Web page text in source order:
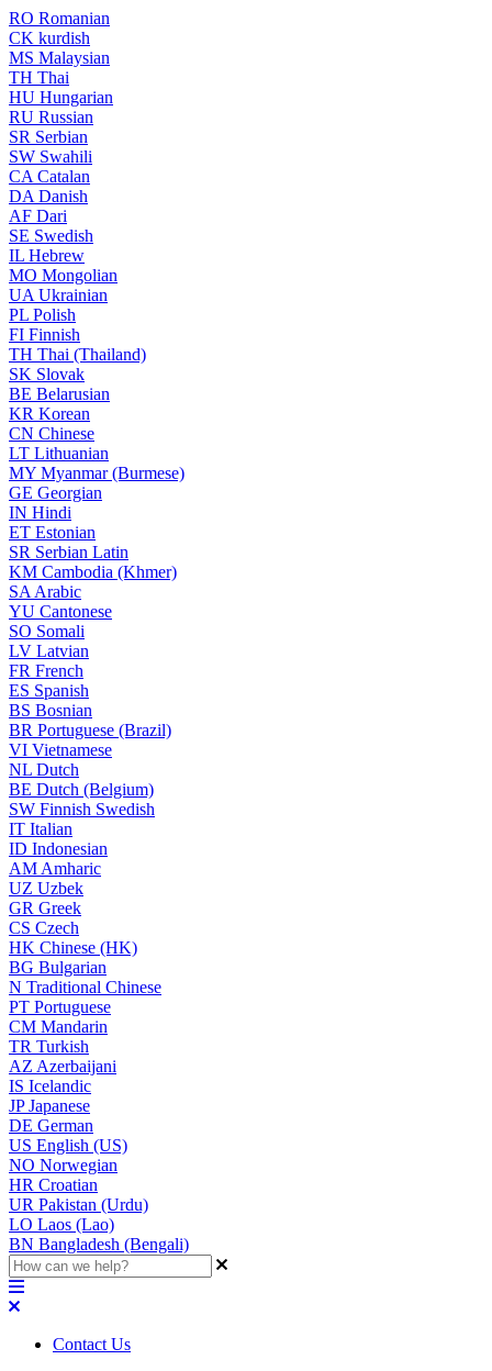
RO Romanian
CK kurdish
MS Malaysian
TH Thai
HU Hungarian
RU Russian
SR Serbian
SW Swahili
CA Catalan
DA Danish
AF Dari
SE Swedish
IL Hebrew
MO Mongolian
UA Ukrainian
PL Polish
FI Finnish
TH Thai (Thailand)
SK Slovak
BE Belarusian
KR Korean
CN Chinese
LT Lithuanian
MY Myanmar (Burmese)
GE Georgian
IN Hindi
ET Estonian
SR Serbian Latin
KM Cambodia (Khmer)
SA Arabic
YU Cantonese
SO Somali
LV Latvian
FR French
ES Spanish
BS Bosnian
BR Portuguese (Brazil)
VI Vietnamese
NL Dutch
BE Dutch (Belgium)
SW Finnish Swedish
IT Italian
ID Indonesian
AM Amharic
UZ Uzbek
GR Greek
CS Czech
HK Chinese (HK)
BG Bulgarian
N Traditional Chinese
PT Portuguese
CM Mandarin
TR Turkish
AZ Azerbaijani
IS Icelandic
JPJapanese
DE German
US English (US)
NO Norwegian
HR Croatian
UR Pakistan (Urdu)
LO Laos (Lao)
BN Bangladesh (Bengali)
Contact Us